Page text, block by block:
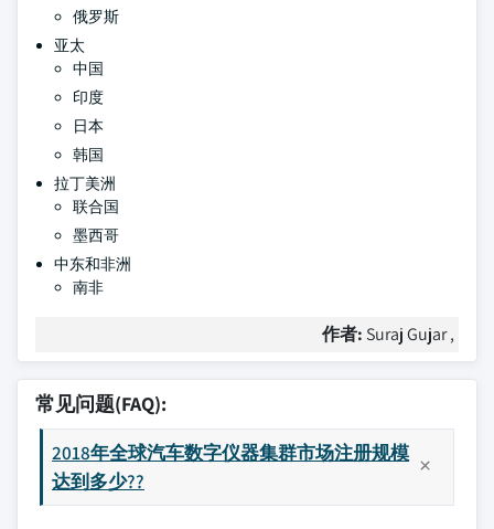
俄罗斯
亚太
中国
印度
日本
韩国
拉丁美洲
联合国
墨西哥
中东和非洲
南非
作者: Suraj Gujar ,
常见问题(FAQ):
2018年全球汽车数字仪器集群市场注册规模
达到多少??